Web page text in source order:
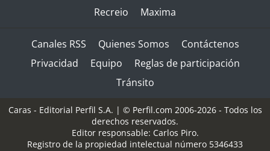
Recreio
Maxima
Canales RSS Quienes Somos
Contáctenos
Privacidad
Equipo
Reglas de participación
Tránsito
Caras - Editorial Perfil S.A. | © Perfil.com 2006-2026 - Todos los
derechos reservados.
Editor responsable: Carlos Piro.
Registro de la propiedad intelectual número 5346433